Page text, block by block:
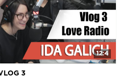
12:4
3